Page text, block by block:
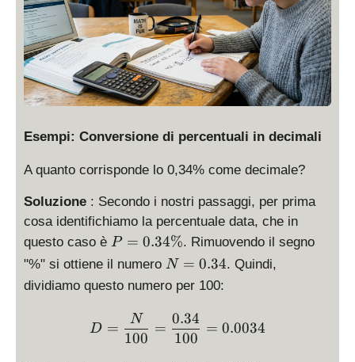
6
}
{
1
0
0
=
4
3
6
y
st
yl
e
\
fr
c
N
{
1
0
}
Esempi: Conversione di percentuali in decimali
A quanto corrisponde lo 0,34% come decimale?
Soluzione : Secondo i nostri passaggi, per prima
cosa identifichiamo la percentuale data, che in
questo caso è P
=
3
\
P = 0.34%. Rimuovendo il segno
"%" si ottiene il numero N
=
0.
3
4
N = 0.34. Quindi,
dividiamo questo numero per 100:
D = \displaystyle
D =
100
N
=
100
0.34
= 0.0034